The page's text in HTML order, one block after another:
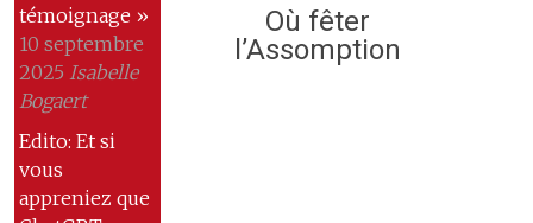
témoignage »
10 septembre
2025 Isabelle
Bogaert
Edito: Et si
vous
appreniez que
Où fêter
l’Assomption